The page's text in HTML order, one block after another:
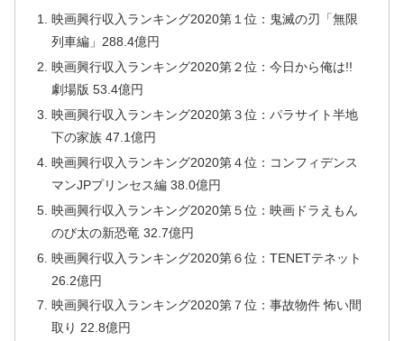
映画興行収入ランキング2020第１位：鬼滅の刃「無限
列車編」288.4億円
映画興行収入ランキング2020第２位：今日から俺は!!
劇場版 53.4億円
映画興行収入ランキング2020第３位：パラサイト半地
下の家族 47.1億円
映画興行収入ランキング2020第４位：コンフィデンス
マンJPプリンセス編 38.0億円
映画興行収入ランキング2020第５位：映画ドラえもん
のび太の新恐竜 32.7億円
映画興行収入ランキング2020第６位：TENETテネット
26.2億円
映画興行収入ランキング2020第７位：事故物件 怖い間
取り 22.8億円